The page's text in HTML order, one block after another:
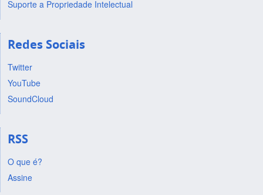
Suporte a Propriedade Intelectual
Redes Sociais
Twitter
YouTube
SoundCloud
RSS
O que é?
Assine